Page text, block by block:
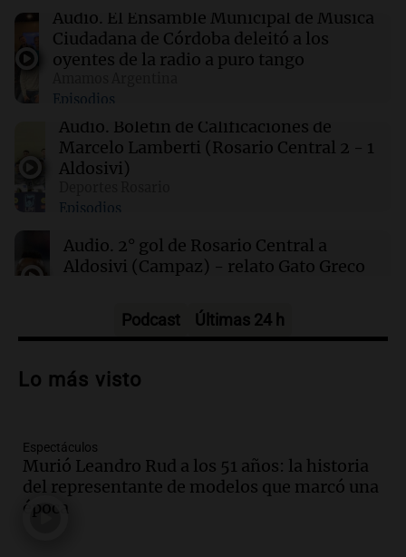
sábado 8 de agosto
00:00 Clima
sábado 8 de agosto
23:54 Mundo
De la Espriella promete impulsar energías
Colombia
Audio. El Ensamble Municipal de Música
Ciudadana de Córdoba deleitó a los
oyentes de la radio a puro tango
Episodios
Audio. Boletín de Calificaciones de
Marcelo Lamberti (Rosario Central 2 - 1
Aldosivi)
Episodios
Audio. 2° gol de Rosario Central a
Aldosivi (Campaz) - relato Gato Greco
Audio.Nuevo desarrollo urbano y casa
en Villa María
Audio.
la Bulaya abrirá sus puertas mañana con
diversas actividades y sorpresas
Panorama Federal
Podcast Últimas 24 h
Lo más visto
Espectáculos
Murió Leandro Rud a los 51 años: la historia
del representante de modelos que marcó una
época